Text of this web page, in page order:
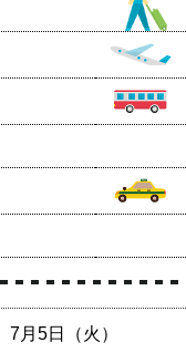
、7月5日（火）